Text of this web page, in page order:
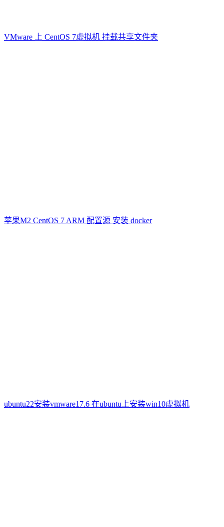
VMware 上 CentOS 7虚拟机 挂载共享文件夹
苹果M2 CentOS 7 ARM 配置源 安装 docker
ubuntu22安装vmware17.6 在ubuntu上安装win10虚拟机